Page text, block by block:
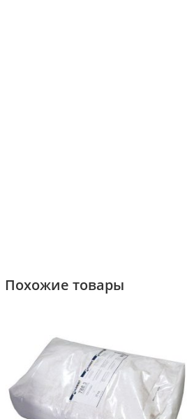
Похожие товары